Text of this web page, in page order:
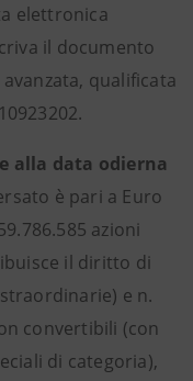
elettronica
il documento
qualificata
alla data odierna
è pari a Euro
azioni
il diritto di
e n.
convertibili (con
di categoria),